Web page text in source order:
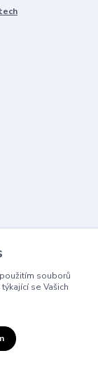
souborů
se Vašich